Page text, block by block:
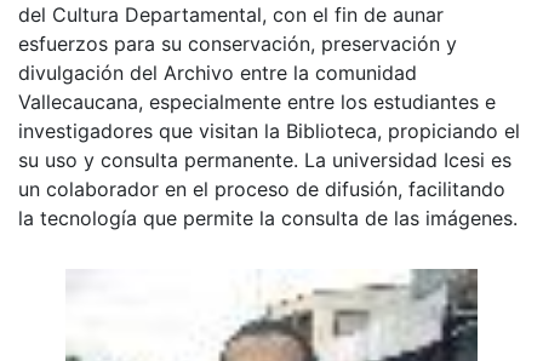
del Cultura Departamental, con el fin de aunar
esfuerzos para su conservación, preservación y
divulgación del Archivo entre la comunidad
Vallecaucana, especialmente entre los estudiantes e
investigadores que visitan la Biblioteca, propiciando el
su uso y consulta permanente. La universidad Icesi es
un colaborador en el proceso de difusión, facilitando
la tecnología que permite la consulta de las imágenes.